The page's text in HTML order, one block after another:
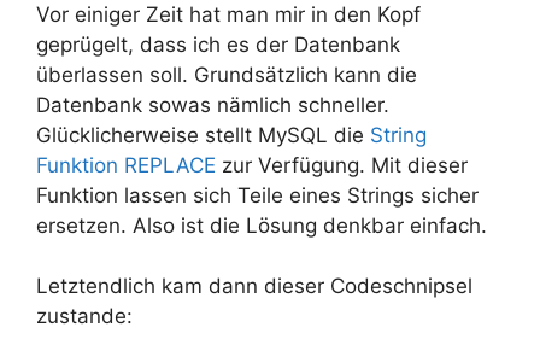
Vor einiger Zeit hat man mir in den Kopf
geprügelt, dass ich es der Datenbank
überlassen soll. Grundsätzlich kann die
Datenbank sowas nämlich schneller.
Glücklicherweise stellt MySQL die String
Funktion REPLACE zur Verfügung. Mit dieser
Funktion lassen sich Teile eines Strings sicher
ersetzen. Also ist die Lösung denkbar einfach.
Letztendlich kam dann dieser Codeschnipsel
zustande: